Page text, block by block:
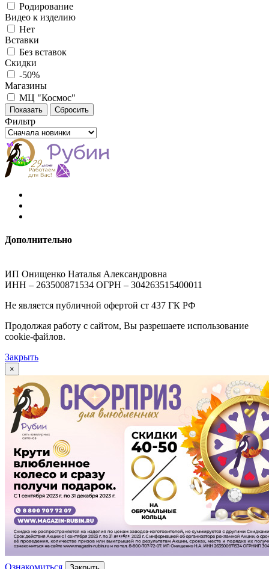
Родирование
Видео к изделию
Нет
Вставки
Без вставок
Скидки
-50%
Магазины
МЦ "Космос"
Фильтр
Дополнительно
ИП Онищенко Наталья Александровна
ИНН – 263500871534 ОГРН – 304263515400011
Не является публичной офертой ст 437 ГК РФ
Продолжая работу с сайтом, Вы разрешаете использование
cookie-файлов.
Закрыть
×